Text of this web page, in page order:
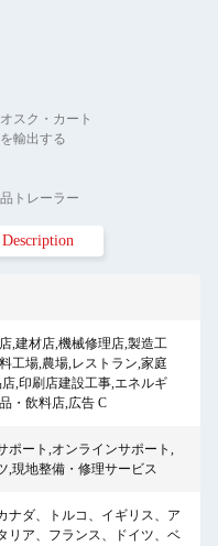
スク・カート
輸出する
トレーラー
Description
,建材店,機械修理店,製造工
工場,農場,レストラン,家庭
,印刷店建設工事,エネルギ
・飲料店,広告 C
ポート,オンラインサポート,
,現地整備・修理サービス
ナダ、トルコ、イギリス、ア
リア、フランス、ドイツ、ベ